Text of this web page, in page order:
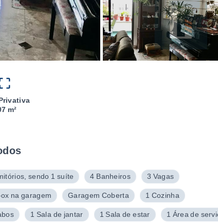
m²
sendo 1 suíte 4 Banheiros 3 Vagas
na garagem Garagem Coberta 1 Cozinha
1 Sala de jantar 1 Sala de estar 1 Área de